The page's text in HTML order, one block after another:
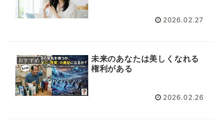
2026.02.27
おすすめ
未来のあなたは美しくなれる
権利がある
2026.02.26